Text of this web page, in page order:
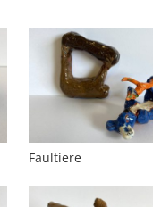
Faultiere